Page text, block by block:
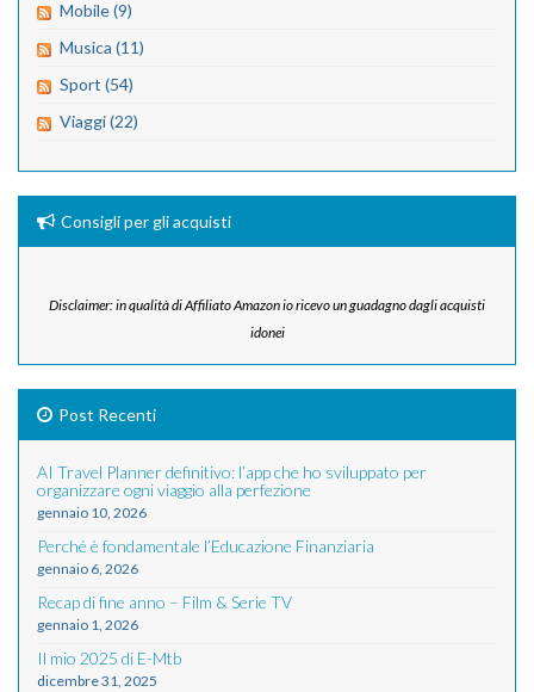
Mobile (9)
Musica (11)
Sport (54)
Viaggi (22)
Consigli per gli acquisti
Disclaimer: in qualità di Affiliato Amazon io ricevo un guadagno dagli acquisti
idonei
Post Recenti
AI Travel Planner definitivo: l’app che ho sviluppato per
organizzare ogni viaggio alla perfezione
gennaio 10, 2026
Perché è fondamentale l’Educazione Finanziaria
gennaio 6, 2026
Recap di fine anno – Film & Serie TV
gennaio 1, 2026
Il mio 2025 di E-Mtb
dicembre 31, 2025